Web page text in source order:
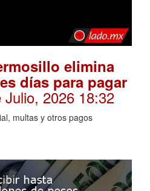
elimina
días para pagar
Julio, 2026 18:32
multas y otros pagos